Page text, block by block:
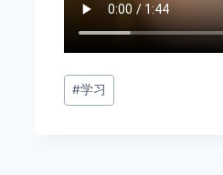
文
章
#学习